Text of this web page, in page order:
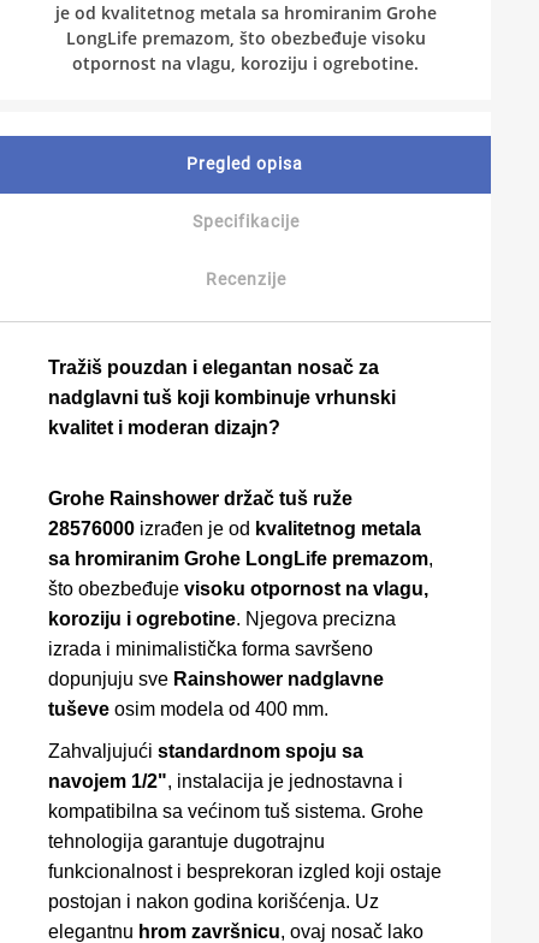
je od kvalitetnog metala sa hromiranim Grohe
LongLife premazom, što obezbeđuje visoku
otpornost na vlagu, koroziju i ogrebotine.
Pregled opisa
Specifikacije
Recenzije
Tražiš pouzdan i elegantan nosač za
nadglavni tuš koji kombinuje vrhunski
kvalitet i moderan dizajn?
Grohe Rainshower držač tuš ruže
28576000 izrađen je od kvalitetnog metala
sa hromiranim Grohe LongLife premazom,
što obezbeđuje visoku otpornost na vlagu,
koroziju i ogrebotine. Njegova precizna
izrada i minimalistička forma savršeno
dopunjuju sve Rainshower nadglavne
tuševe osim modela od 400 mm.
Zahvaljujući standardnom spoju sa
navojem 1/2", instalacija je jednostavna i
kompatibilna sa većinom tuš sistema. Grohe
tehnologija garantuje dugotrajnu
funkcionalnost i besprekoran izgled koji ostaje
postojan i nakon godina korišćenja. Uz
elegantnu hrom završnicu, ovaj nosač lako